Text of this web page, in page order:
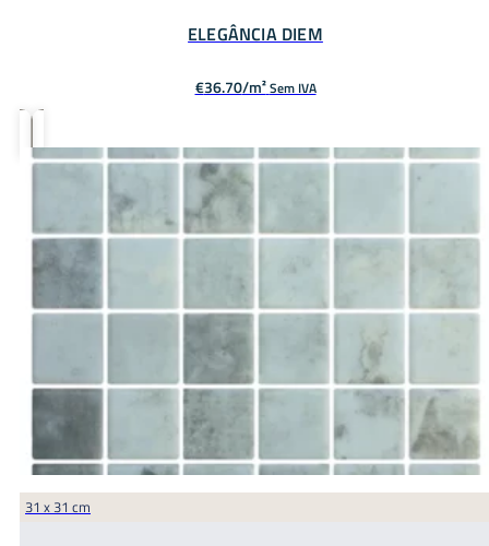
ELEGÂNCIA DIEM
€36.70 Sem IVA
31 x 31 cm